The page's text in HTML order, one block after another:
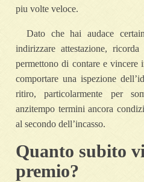
piu volte veloce.
Dato che hai audace
indirizzare attestazione,
permettono di contare e vincere
comportare una ispezione
ritiro, particolarmente per
anzitempo termini ancora
al secondo dell’incasso.
Quanto subito
premio?